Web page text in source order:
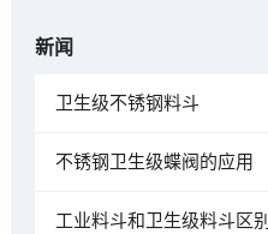
新闻
卫生级不锈钢料斗
不锈钢卫生级蝶阀的应用
工业料斗和卫生级料斗区别